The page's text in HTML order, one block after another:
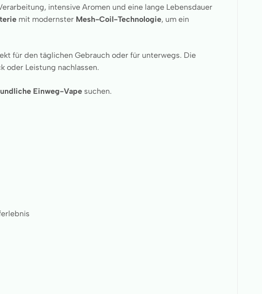
intensive Aromen und eine lange Lebensdauer
mit modernster Mesh-Coil-Technologie, um ein
für den täglichen Gebrauch oder für unterwegs. Die
oder Leistung nachlassen.
Einweg-Vape suchen.